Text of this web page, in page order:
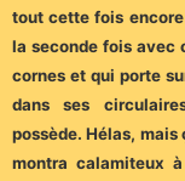
tout cette fois
la seconde fois avec
cornes et qui porte
dans ses
possède. Hélas, mais
montra calamiteux